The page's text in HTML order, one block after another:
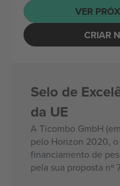
VER
CRIAR
Selo de
da UE
A Ticombo GmbH
pelo Horizon 2020,
financiamento de
pela sua proposta nº